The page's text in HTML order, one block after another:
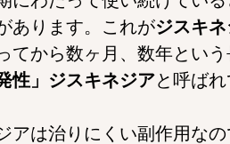
あります。これがジスキ
てから数ヶ月、数年とい
性」ジスキネジアと呼ばれ
アは治りにくい副作用な